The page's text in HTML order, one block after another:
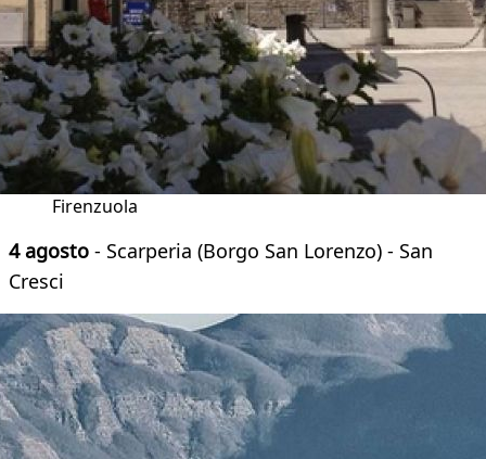
Firenzuola
4 agosto - Scarperia (Borgo San Lorenzo) - San
Cresci